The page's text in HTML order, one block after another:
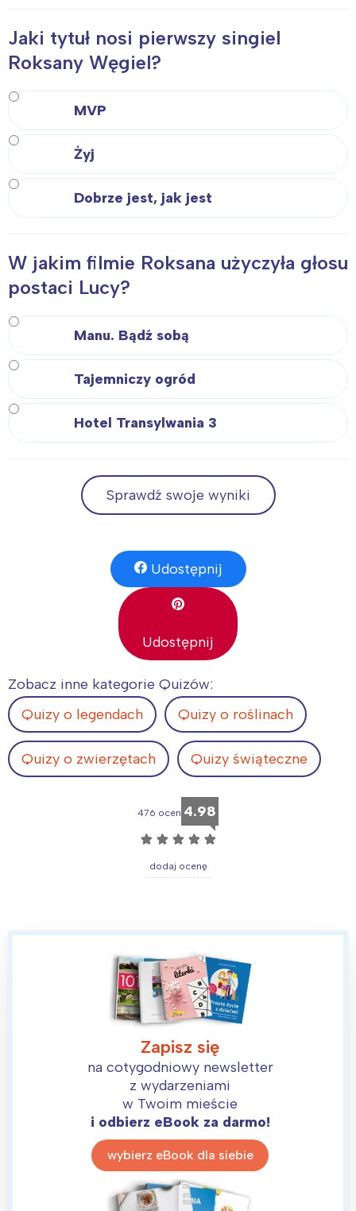
Jaki tytuł nosi pierwszy singiel
Roksany Węgiel?
MVP
Żyj
Dobrze jest, jak jest
W jakim filmie Roksana użyczyła głosu
postaci Lucy?
Manu. Bądź sobą
Tajemniczy ogród
Hotel Transylwania 3
Sprawdź swoje wyniki
Udostępnij
Udostępnij
Zobacz inne kategorie Quizów:
Quizy o legendach
Quizy o roślinach
Quizy o zwierzętach Quizy świąteczne
476 ocen 4.98
☆ ☆ ☆ ☆ ☆
dodaj ocenę
Zapisz się
na cotygodniowy newsletter
z wydarzeniami
w Twoim mieście
i odbierz eBook za darmo!
wybierz eBook dla siebie
tego regionu:
Warszawa
Łódź
Trójmiasto
Poznań
Wrocław
Śląsk
Południe
Wszystkie